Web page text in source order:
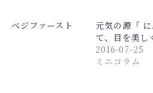
ベジファースト
元気の源「
て、目を美し
2016-07-25
ミニコラム